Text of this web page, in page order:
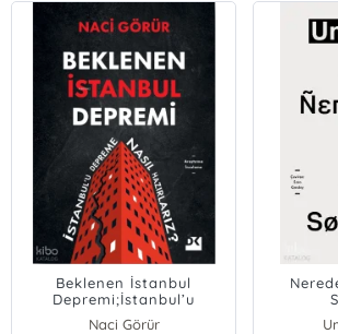
Beklenen İstanbul
Depremi;İstanbul’u
Depreme Nasıl Hazırlarız?
Naci Görür